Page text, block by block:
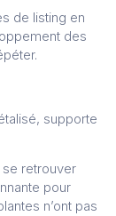
de listing en
des
supporte
se retrouver
pour
n’ont pas